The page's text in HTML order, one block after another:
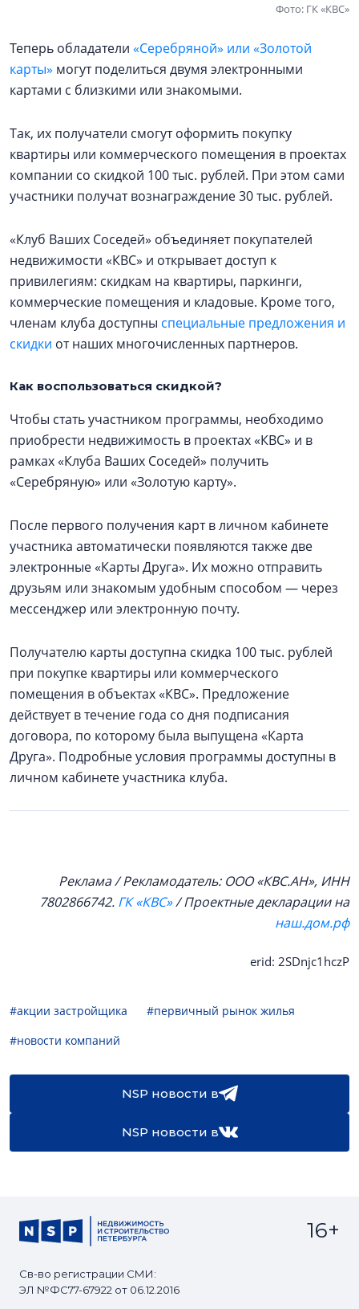
Фото: ГК «КВС»
Теперь обладатели «Серебряной» или «Золотой
карты» могут поделиться двумя электронными
картами с близкими или знакомыми.
Так, их получатели смогут оформить покупку
квартиры или коммерческого помещения в проектах
компании со скидкой 100 тыс. рублей. При этом сами
участники получат вознаграждение 30 тыс. рублей.
«Клуб Ваших Соседей» объединяет покупателей
недвижимости «КВС» и открывает доступ к
привилегиям: скидкам на квартиры, паркинги,
коммерческие помещения и кладовые. Кроме того,
членам клуба доступны специальные предложения и
скидки от наших многочисленных партнеров.
Как воспользоваться скидкой?
Чтобы стать участником программы, необходимо
приобрести недвижимость в проектах «КВС» и в
рамках «Клуба Ваших Соседей» получить
«Серебряную» или «Золотую карту».
После первого получения карт в личном кабинете
участника автоматически появляются также две
электронные «Карты Друга». Их можно отправить
друзьям или знакомым удобным способом — через
мессенджер или электронную почту.
Получателю карты доступна скидка 100 тыс. рублей
при покупке квартиры или коммерческого
помещения в объектах «КВС». Предложение
действует в течение года со дня подписания
договора, по которому была выпущена «Карта
Друга». Подробные условия программы доступны в
личном кабинете участника клуба.
Реклама / Рекламодатель: ООО «КВС.АН», ИНН
7802866742. ГК «КВС»/ Проектные декларации на
наш.дом.рф
erid: 2SDnjc1hczP
#акции застройщика
#первичный рынок жилья
#новости компаний
NSP новости в
NSP новости в
Св-во регистрации СМИ:
ЭЛ №ФС77-67922 от 06.12.2016
16+